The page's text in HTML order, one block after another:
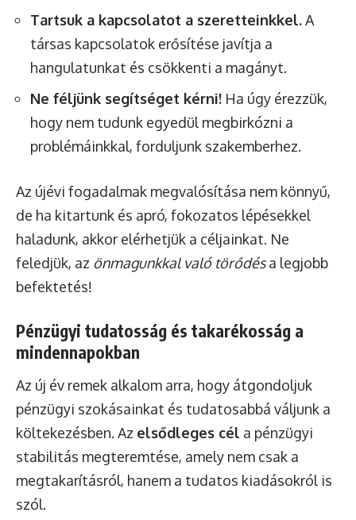
Tartsuk a kapcsolatot a szeretteinkkel.A
társas kapcsolatok erősítése javítja a
hangulatunkat és csökkenti a magányt.
Ne féljünk segítséget kérni! Ha úgy érezzük,
hogy nem tudunk egyedül megbirkózni a
problémáinkkal, forduljunk szakemberhez.
Az újévi fogadalmak megvalósítása nem könnyű,
de ha kitartunk és apró, fokozatos lépésekkel
haladunk, akkor elérhetjük a céljainkat. Ne
feledjük, az önmagunkkal való törődésa legjobb
befektetés!
Pénzügyi tudatosság és takarékosság a
mindennapokban
Az új év remek alkalom arra, hogy átgondoljuk
pénzügyi szokásainkat és tudatosabbá váljunk a
költekezésben. Az elsődleges cél a pénzügyi
stabilitás megteremtése, amely nem csak a
megtakarításról, hanem a tudatos kiadásokról is
szól.